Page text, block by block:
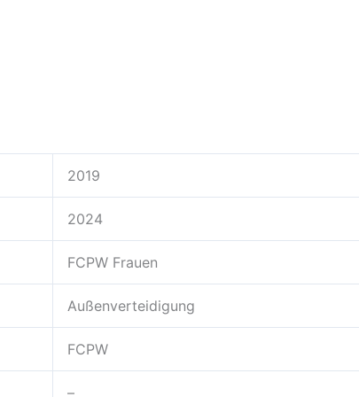
2019
2024
FCPW Frauen
Außenverteidigung
FCPW
–